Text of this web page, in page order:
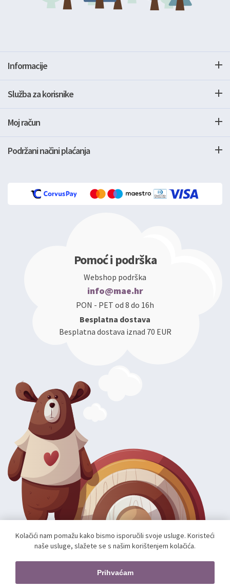
Informacije
Služba za korisnike
Moj račun
Podržani načini plaćanja
Pomoć i podrška
Webshop podrška
info@mae.hr
PON - PET od 8 do 16h
Besplatna dostava
Besplatna dostava iznad 70 EUR
Pratite nas
Kolačići nam pomažu kako bismo isporučili svoje usluge. Koristeći
naše usluge, slažete se s našim korištenjem kolačića.
Prihvaćam